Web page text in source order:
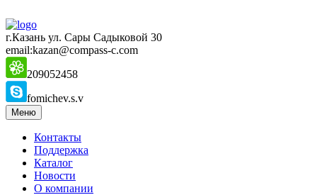
г.Казань ул. Сары Садыковой 30
email:kazan@compass-c.com
209052458
fomichev.s.v
Меню
Контакты
Поддержка
Каталог
Новости
О компании